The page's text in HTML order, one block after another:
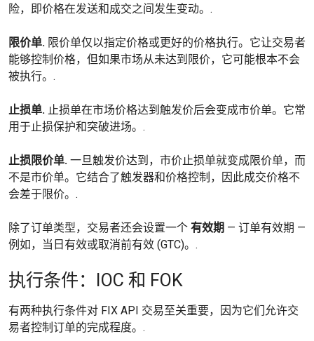
险，即价格在发送和成交之间发生变动。.
限价单. 限价单仅以指定价格或更好的价格执行。它让交易者
能够控制价格，但如果市场从未达到限价，它可能根本不会
被执行。.
止损单. 止损单在市场价格达到触发价后会变成市价单。它常
用于止损保护和突破进场。.
止损限价单. 一旦触发价达到，市价止损单就变成限价单，而
不是市价单。它结合了触发器和价格控制，因此成交价格不
会差于限价。.
除了订单类型，交易者还会设置一个 有效期 — 订单有效期 —
例如，当日有效或取消前有效 (GTC)。.
执行条件：IOC 和 FOK
有两种执行条件对 FIX API 交易至关重要，因为它们允许交
易者控制订单的完成程度。.